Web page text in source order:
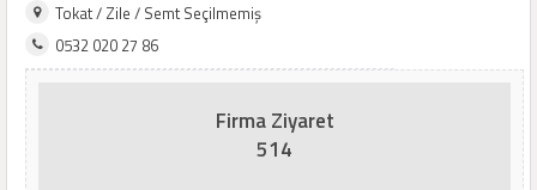
Tokat / Zile / Semt Seçilmemiş
0532 020 27 86
Firma Ziyaret
514